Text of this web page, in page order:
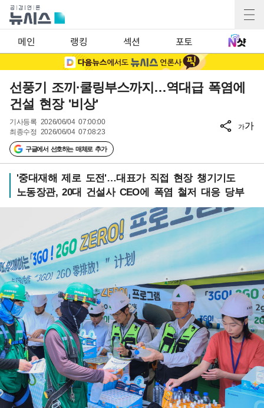
메인 랭킹 섹션 포토
선풍기 조끼·쿨링부스까지…역대급 폭염에
건설 현장 '비상'
기사등록 2026/06/04 07:00:00
최종수정 2026/06/04 07:08:23
구글에서 선호하는 매체로 추가
가가
'중대재해 제로 도전'…대표가 직접 현장 챙기기도
노동장관, 20대 건설사 CEO에 폭염 철저 대응 당부